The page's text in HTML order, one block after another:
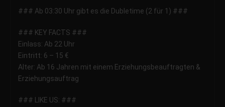
### Ab 03:30 Uhr gibt es die Dubletime (2 für 1) ###
### KEY FACTS ###
Einlass: Ab 22 Uhr
Eintritt: 6 – 15 €
Alter: Ab 16 Jahren mit einem Erziehungsbeauftragten &
Erziehungsauftrag
### LIKE US: ###